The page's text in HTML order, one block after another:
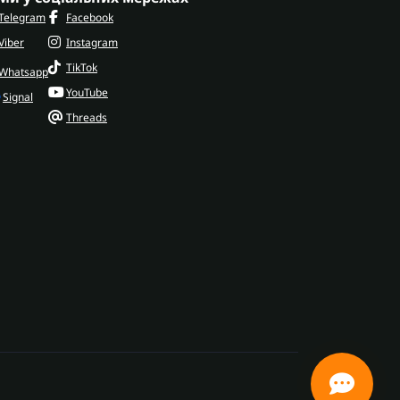
Signal
Facebook
Instagram
TikTok
YouTube
Threads